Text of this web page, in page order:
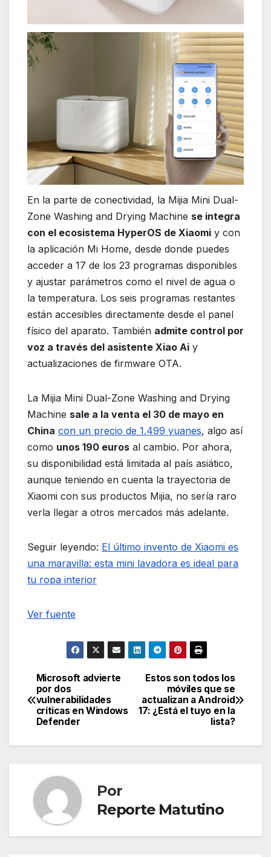
En la parte de conectividad, la Mijia Mini Dual-
Zone Washing and Drying Machine se integra
con el ecosistema HyperOS de Xiaomi y con
la aplicación Mi Home, desde donde puedes
acceder a 17 de los 23 programas disponibles
y ajustar parámetros como el nivel de agua o
la temperatura. Los seis programas restantes
están accesibles directamente desde el panel
físico del aparato. También admite control por
voz a través del asistente Xiao Ai y
actualizaciones de firmware OTA.
La Mijia Mini Dual-Zone Washing and Drying
Machine sale a la venta el 30 de mayo en
China con un precio de 1.499 yuanes, algo así
como unos 190 euros al cambio. Por ahora,
su disponibilidad está limitada al país asiático,
aunque teniendo en cuenta la trayectoria de
Xiaomi con sus productos Mijia, no sería raro
verla llegar a otros mercados más adelante.
Seguir leyendo: El último invento de Xiaomi es
una maravilla: esta mini lavadora es ideal para
tu ropa interior
Ver fuente
Navegación
de
Estos son todos los
móviles que se
actualizan a Android
17: ¿Está el tuyo en la
lista?
Microsoft advierte
por dos
vulnerabilidades
críticas en Windows
Defender
Por
Reporte Matutino